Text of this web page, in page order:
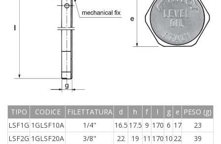
TIPO CODICE FILETTATURA d h f l g e PESO (g)
LSF1G 1GLSF10A 1/4" 16.5 17.5 9 170 6 17
23
LSF2G 1GLSF20A 3/8" 22 19 11 170 10 22
39